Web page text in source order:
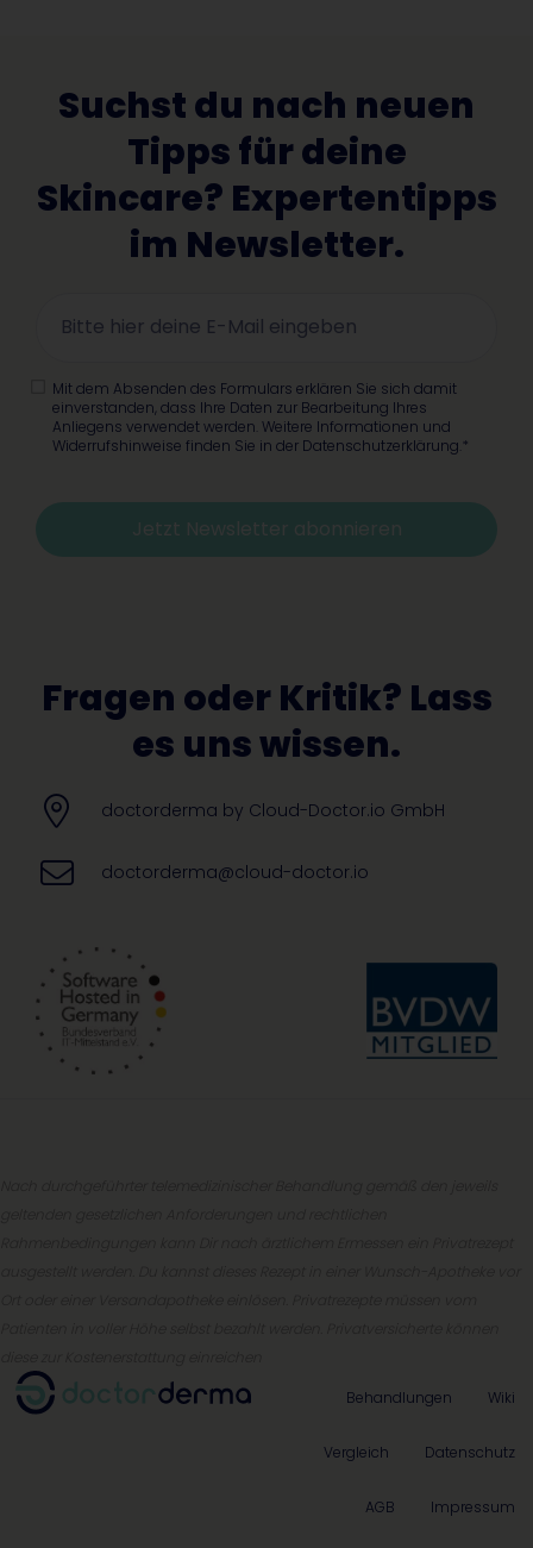
Suchst du nach neuen
Tipps für deine
Skincare? Expertentipps
im Newsletter.
Mit dem Absenden des Formulars erklären Sie sich damit
einverstanden, dass Ihre Daten zur Bearbeitung Ihres
Anliegens verwendet werden. Weitere Informationen und
Widerrufshinweise finden Sie in der Datenschutzerklärung.*
Jetzt Newsletter abonnieren
Fragen oder Kritik? Lass
es uns wissen.
doctorderma by Cloud-Doctor.io GmbH
doctorderma@cloud-doctor.io
Behandlungen
Wiki
Vergleich Datenschutz
AGB Impressum